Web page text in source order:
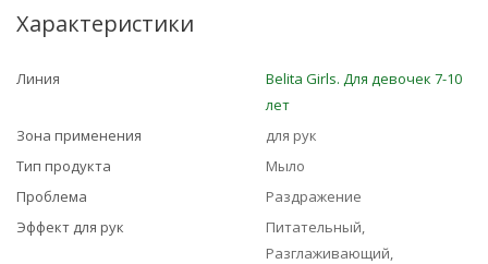
Характеристики
Линия
Belita Girls. Для девочек 7-10
лет
Зона применения
для рук
Тип продукта
Мыло
Проблема
Раздражение
Эффект для рук
Питательный,
Разглаживающий,